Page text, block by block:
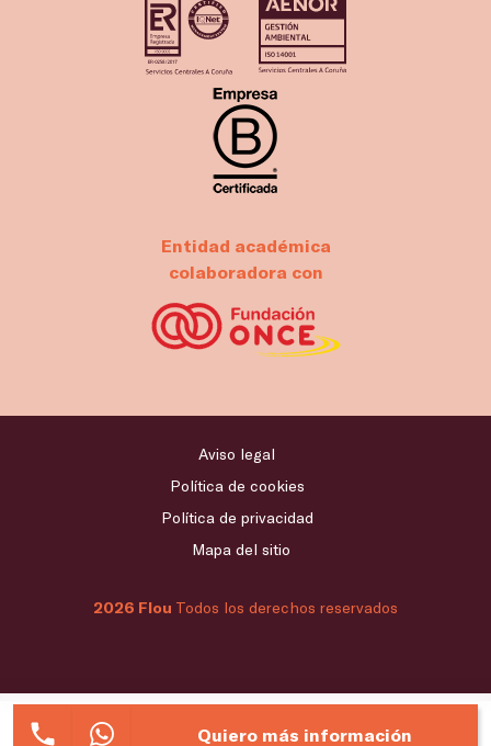
Entidad académica
colaboradora con
2026 Flou Todos los derechos reservados
Aviso legal
Política de cookies
Política de privacidad
Mapa del sitio
Quiero más información